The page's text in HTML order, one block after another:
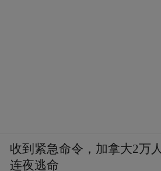
收到紧急命令，加拿大2万人
连夜逃命